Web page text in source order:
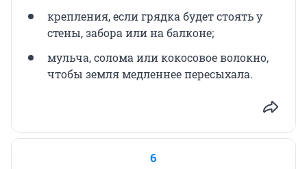
крепления, если грядка будет стоять у
стены, забора или на балконе;
мульча, солома или кокосовое волокно,
чтобы земля медленнее пересыхала.
6